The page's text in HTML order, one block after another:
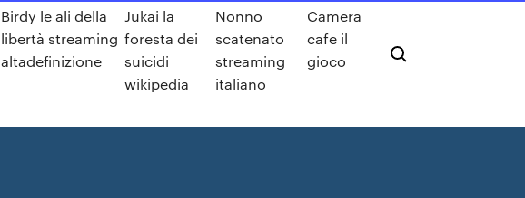
Birdy le ali della
libertà streaming
altadefinizione
Jukai la
foresta dei
suicidi
wikipedia
Nonno
scatenato
streaming
italiano
Camera
cafe il
gioco